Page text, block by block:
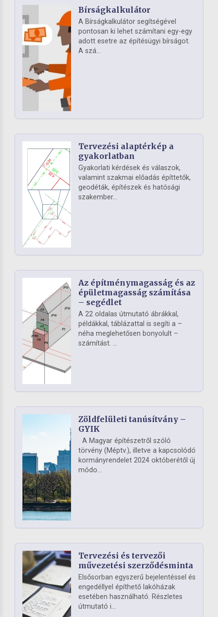
Bírságkalkulátor
A Bírságkalkulátor segítségével
pontosan ki lehet számítani egy-egy
adott esetre az építésügyi bírságot.
A szá...
Tervezési alaptérkép a
gyakorlatban
Gyakorlati kérdések és válaszok,
valamint szakmai előadás építtetők,
geodéták, építészek és hatósági
szakember...
Az építménymagasság és az
épületmagasság számítása
– segédlet
A 22 oldalas útmutató ábrákkal,
példákkal, táblázattal is segíti a –
néha meglehetősen bonyolult –
számítást. ...
Zöldfelületi tanúsítvány –
GYIK
A Magyar építészetről szóló
törvény (Méptv.), illetve a kapcsolódó
kormányrendelet 2024 októberétől új
módo...
Tervezési és tervezői
művezetési szerződésminta
Elsősorban egyszerű bejelentéssel és
engedéllyel építhető lakóházak
esetében használható. Részletes
útmutató i...